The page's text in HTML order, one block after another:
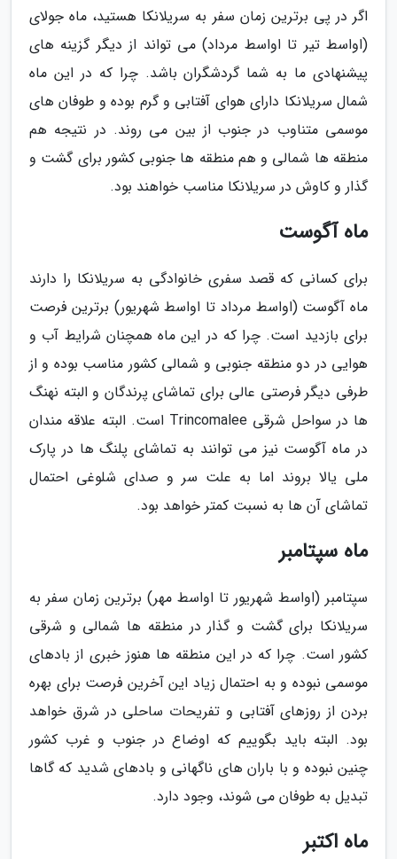
اگر در پی برترین زمان سفر به سریلانکا هستید، ماه جولای
(اواسط تیر تا اواسط مرداد) می تواند از دیگر گزینه های
پیشنهادی ما به شما گردشگران باشد. چرا که در این ماه
شمال سریلانکا دارای هوای آفتابی و گرم بوده و طوفان های
موسمی متناوب در جنوب از بین می روند. در نتیجه هم
منطقه ها شمالی و هم منطقه ها جنوبی کشور برای گشت و
گذار و کاوش در سریلانکا مناسب خواهند بود.
ماه آگوست
برای کسانی که قصد سفری خانوادگی به سریلانکا را دارند
ماه آگوست (اواسط مرداد تا اواسط شهریور) برترین فرصت
برای بازدید است. چرا که در این ماه همچنان شرایط آب و
هوایی در دو منطقه جنوبی و شمالی کشور مناسب بوده و از
طرفی دیگر فرصتی عالی برای تماشای پرندگان و البته نهنگ
ها در سواحل شرقی Trincomalee است. البته علاقه مندان
در ماه آگوست نیز می توانند به تماشای پلنگ ها در پارک
ملی یالا بروند اما به علت سر و صدای شلوغی احتمال
تماشای آن ها به نسبت کمتر خواهد بود.
ماه سپتامبر
سپتامبر (اواسط شهریور تا اواسط مهر) برترین زمان سفر به
سریلانکا برای گشت و گذار در منطقه ها شمالی و شرقی
کشور است. چرا که در این منطقه ها هنوز خبری از بادهای
موسمی نبوده و به احتمال زیاد این آخرین فرصت برای بهره
بردن از روزهای آفتابی و تفریحات ساحلی در شرق خواهد
بود. البته باید بگوییم که اوضاع در جنوب و غرب کشور
چنین نبوده و با باران های ناگهانی و بادهای شدید که گاها
تبدیل به طوفان می شوند، وجود دارد.
ماه اکتبر